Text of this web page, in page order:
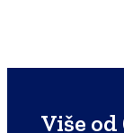
Više